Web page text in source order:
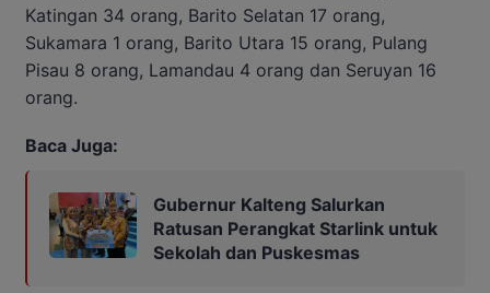
Katingan 34 orang, Barito Selatan 17 orang,
Sukamara 1 orang, Barito Utara 15 orang, Pulang
Pisau 8 orang, Lamandau 4 orang dan Seruyan 16
orang.
Baca Juga:
Gubernur Kalteng Salurkan
Ratusan Perangkat Starlink untuk
Sekolah dan Puskesmas